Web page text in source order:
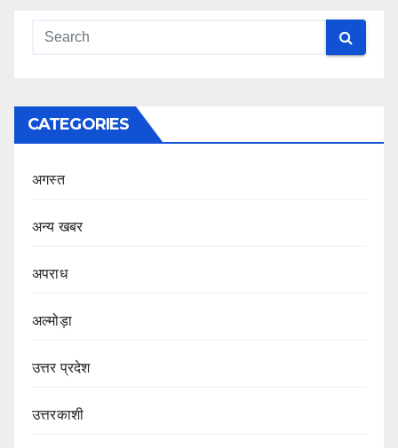
CATEGORIES
अगस्त
अन्य खबर
अपराध
अल्मोड़ा
उत्तर प्रदेश
उत्तरकाशी